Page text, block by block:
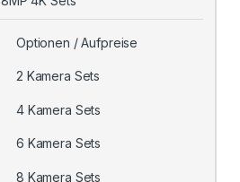
Optionen / Aufpreise
2 Kamera Sets
4 Kamera Sets
6 Kamera Sets
8 Kamera Sets